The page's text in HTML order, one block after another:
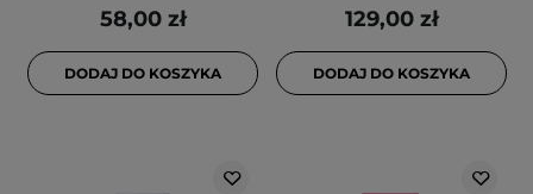
58,00 zł
DODAJ DO KOSZYKA
129,00 zł
DODAJ DO KOSZYKA